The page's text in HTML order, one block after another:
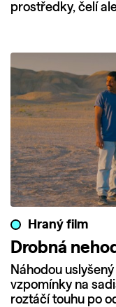
prostředky, čelí
Hraný film
Drobná
Náhodou
vzpomínky na
roztáčí touhu po